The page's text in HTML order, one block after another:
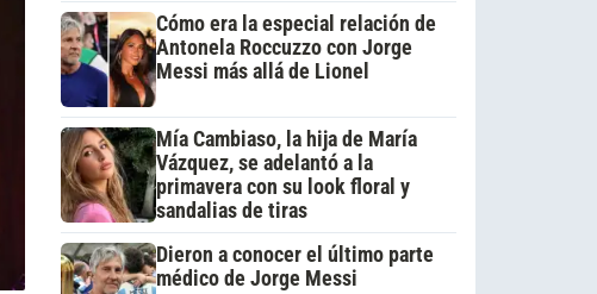
Cómo era la especial relación de
Antonela Roccuzzo con Jorge
Messi más allá de Lionel
Mía Cambiaso, la hija de María
Vázquez, se adelantó a la
primavera con su look floral y
sandalias de tiras
Dieron a conocer el último parte
médico de Jorge Messi